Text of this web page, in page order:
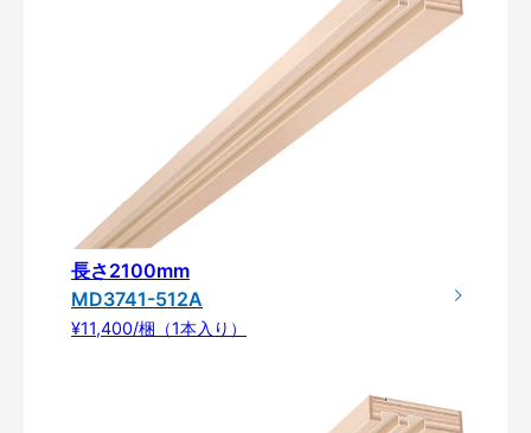
長さ2100mm
MD3741-512A
¥11,400/梱（1本入り）